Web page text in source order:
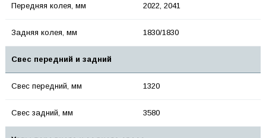
Передняя колея, мм 2022, 2041
Задняя колея, мм 1830/1830
Свес передний и задний
Свес передний, мм 1320
Свес задний, мм 3580